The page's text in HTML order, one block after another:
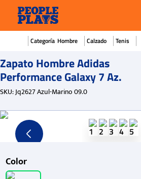
Hombre Calzado Tenis
Zapato Hombre Adidas
Performance Galaxy 7 Az.
SKU:Jq2627 Azul-Marino 09.0
Color